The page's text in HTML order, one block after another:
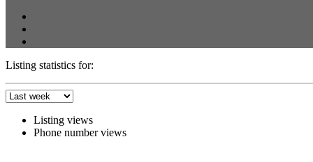
Listing statistics for:
Listing views
Phone number views